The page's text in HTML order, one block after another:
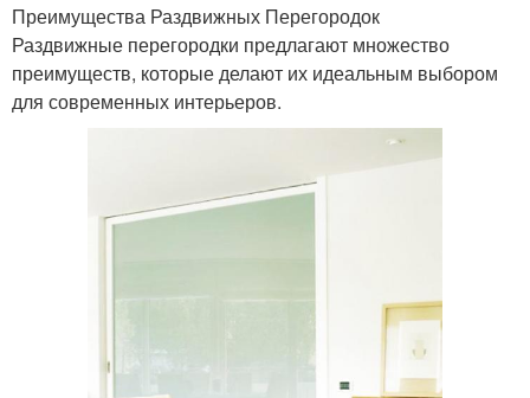
Преимущества Раздвижных Перегородок
Раздвижные перегородки предлагают множество
преимуществ, которые делают их идеальным выбором
для современных интерьеров.